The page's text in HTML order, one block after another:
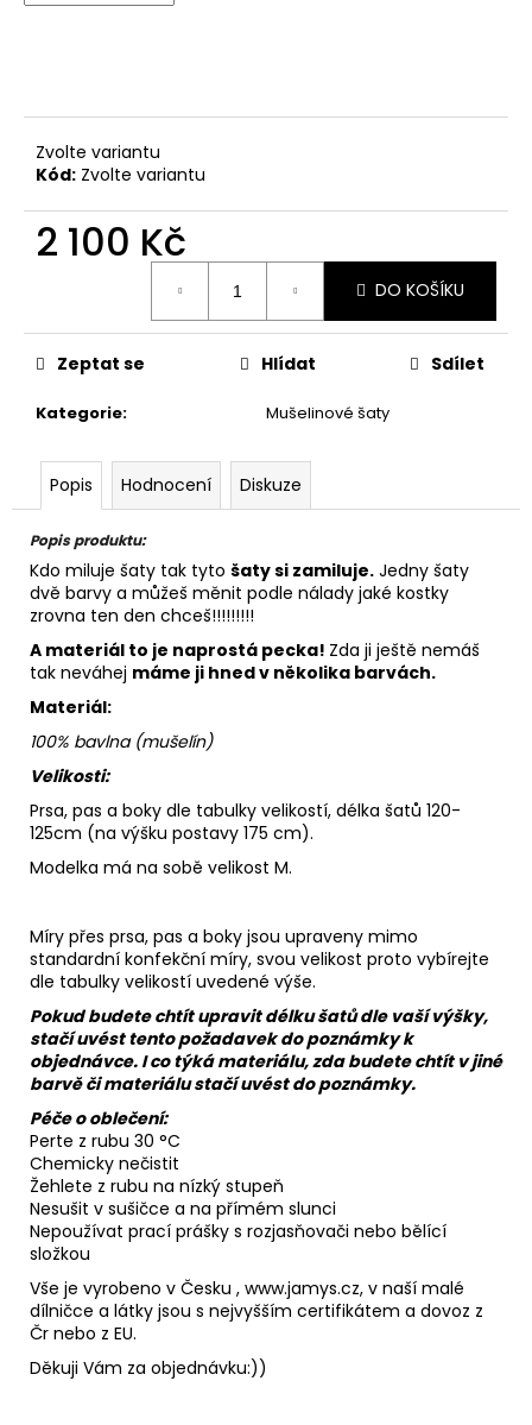
Zvolte variantu
Kód: Zvolte variantu
2 100 Kč
DO KOŠÍKU
Kategorie: Mušelinové šaty
Zeptat se Hlídat Sdílet
Popis Hodnocení Diskuze
Popis produktu:
Kdo miluje šaty tak tyto šaty si zamiluje. Jedny šaty
dvě barvy a můžeš měnit podle nálady jaké kostky
zrovna ten den chceš!!!!!!!!!
A materiál to je naprostá pecka! Zda ji ještě nemáš
tak neváhej máme ji hned v několika barvách.
Materiál:
100% bavlna (mušelín)
Velikosti:
Prsa, pas a boky dle tabulky velikostí, délka šatů 120-
125cm (na výšku postavy 175 cm).
Modelka má na sobě velikost M.
Míry přes prsa, pas a boky jsou upraveny mimo
standardní konfekční míry, svou velikost proto vybírejte
dle tabulky velikostí uvedené výše.
Pokud budete chtít upravit délku šatů dle vaší výšky,
stačí uvést tento požadavek do poznámky k
objednávce. I co týká materiálu, zda budete chtít v jiné
barvě či materiálu stačí uvést do poznámky.
Péče o oblečení:
Perte z rubu 30 °C
Chemicky nečistit
Žehlete z rubu na nízký stupeň
Nesušit v sušičce a na přímém slunci
Nepoužívat prací prášky s rozjasňovači nebo bělící
složkou
Vše je vyrobeno v Česku , www.jamys.cz, v naší malé
dílničce a látky jsou s nejvyšším certifikátem a dovoz z
Čr nebo z EU.
Děkuji Vám za objednávku:))